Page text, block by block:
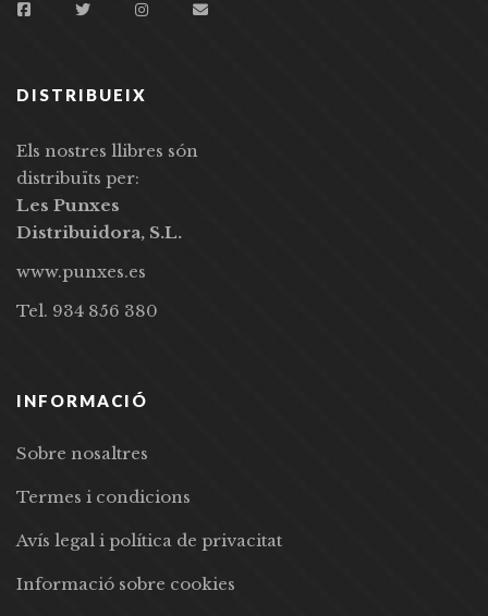
DISTRIBUEIX
Els nostres llibres són
distribuïts per:
Les Punxes
Distribuidora, S.L.
www.punxes.es
Tel. 934 856 380
INFORMACIÓ
Sobre nosaltres
Termes i condicions
Avís legal i política de privacitat
Informació sobre cookies